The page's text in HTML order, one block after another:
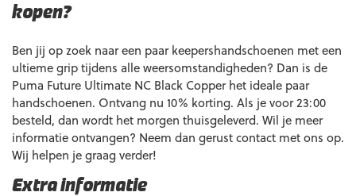
Extra informatie
kopen?
Ben jij op zoek naar een paar keepershandschoenen met een
ultieme grip tijdens alle weersomstandigheden? Dan is de
Puma Future Ultimate NC Black Copper het ideale paar
handschoenen. Ontvang nu 10% korting. Als je voor 23:00
besteld, dan wordt het morgen thuisgeleverd. Wil je meer
informatie ontvangen? Neem dan gerust contact met ons op.
Wij helpen je graag verder!